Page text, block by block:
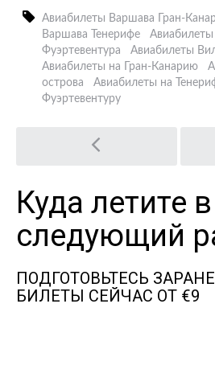
Авиабилеты Варшава Гран-
Варшава Тенерифе
Фуэртевентура
Авиабилеты
Авиабилеты на Гран-Канарию
острова
Авиабилеты на
Фуэртевентуру
Post
navigation
Куда летите в
следующий
ПОДГОТОВЬТЕСЬ
БИЛЕТЫ СЕЙЧАС ОТ €9